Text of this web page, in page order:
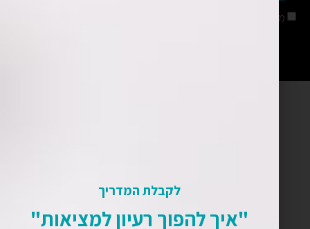
מאשר/ת קבלת עדכונים מאתר שימארה
לקבלת המדריך
"איך להפוך רעיון למציאות"